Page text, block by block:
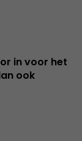
in voor het
ook